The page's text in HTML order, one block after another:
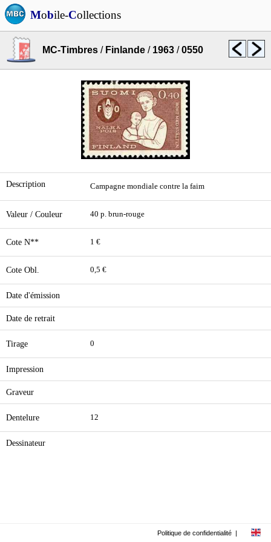
Mobile-Collections
MC-Timbres / Finlande / 1963 /0550
Description Campagne mondiale contre la faim
Valeur / Couleur 40 p. brun-rouge
Cote N** 1 €
Cote Obl. 0,5 €
Date d'émission
Date de retrait
Tirage 0
Impression
Graveur
Dentelure 12
Dessinateur
Politique de confidentialité |